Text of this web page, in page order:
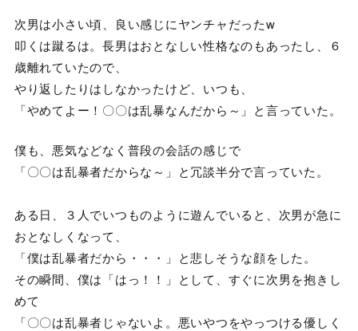
次男は小さい頃、良い感じにヤンチャだったw
叩くは蹴るは。長男はおとなしい性格なのもあったし、６
歳離れていたので、
やり返したりはしなかったけど、いつも、
「やめてよー！〇〇は乱暴なんだから～」と言っていた。
僕も、悪気などなく普段の会話の感じで
「〇〇は乱暴者だからな～」と冗談半分で言っていた。
ある日、３人でいつものように遊んでいると、次男が急に
おとなしくなって、
「僕は乱暴者だから・・・」と悲しそうな顔をした。
その瞬間、僕は「はっ！！」として、すぐに次男を抱きし
めて
「〇〇は乱暴者じゃないよ。悪いやつをやっつける優しく